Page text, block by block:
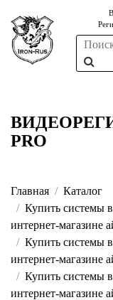
PRO
Главная
Каталог
Купить системы
интернет-магазине
Купить системы
интернет-магазине
Купить системы
интернет-магазине